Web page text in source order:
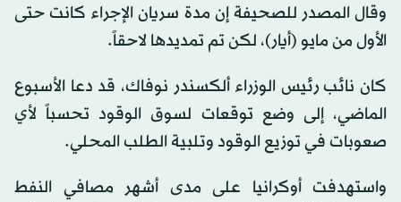
وقال المصدر للصحيفة إن مدة سريان الإجراء كانت حتى
الأول من مايو (أيار)، لكن تم تمديدها لاحقاً.
كان نائب رئيس الوزراء ألكسندر نوفاك، قد دعا الأسبوع
الماضي، إلى وضع توقعات لسوق الوقود تحسباً لأي
صعوبات في توزيع الوقود وتلبية الطلب المحلي.
واستهدفت أوكرانيا على مدى أشهر مصافي النفط